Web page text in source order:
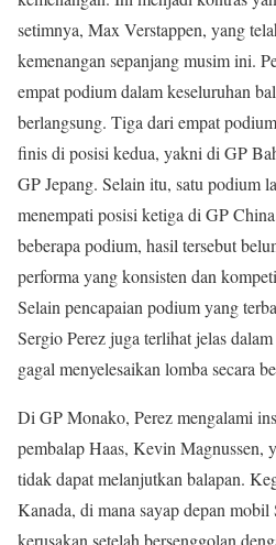
setimnya, Max Verstappen, yang
kemenangan sepanjang musim ini.
empat podium dalam keseluruhan
berlangsung. Tiga dari empat
finis di posisi kedua, yakni di GP
GP Jepang. Selain itu, satu podium
menempati posisi ketiga di GP
beberapa podium, hasil tersebut
performa yang konsisten dan
Selain pencapaian podium yang
Sergio Perez juga terlihat jelas
gagal menyelesaikan lomba secara
Di GP Monako, Perez mengalami
pembalap Haas, Kevin Magnussen,
tidak dapat melanjutkan balapan.
Kanada, di mana sayap depan mobil
kerusakan setelah bersenggolan